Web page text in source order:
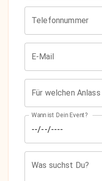
Telefonnummer
E-Mail
Wann ist Dein Event?
Was suchst Du?